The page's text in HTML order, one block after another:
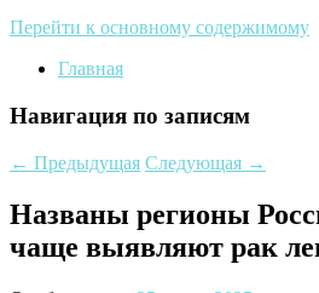
Перейти к основному содержимому
Главная
Навигация по записям
← Предыдущая Следующая →
Названы регионы
чаще выявляют рак